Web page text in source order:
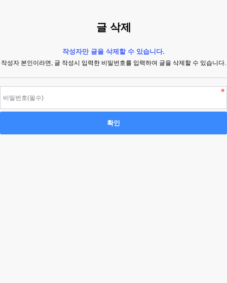
글 삭제
작성자만 글을 삭제할 수 있습니다.
작성자 본인이라면, 글 작성시 입력한 비밀번호를 입력하여 글을 삭제할 수 있습니다.